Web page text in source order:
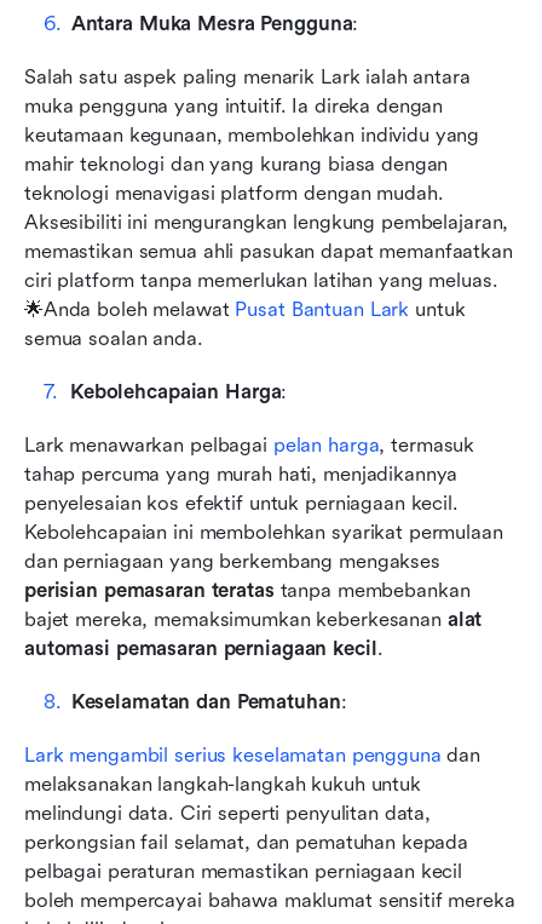
Antara Muka Mesra Pengguna:
Salah satu aspek paling menarik Lark ialah antara
muka pengguna yang intuitif. Ia direka dengan
keutamaan kegunaan, membolehkan individu yang
mahir teknologi dan yang kurang biasa dengan
teknologi menavigasi platform dengan mudah.
Aksesibiliti ini mengurangkan lengkung pembelajaran,
memastikan semua ahli pasukan dapat memanfaatkan
ciri platform tanpa memerlukan latihan yang meluas.
🌟Anda boleh melawat Pusat Bantuan Lark untuk
semua soalan anda.
Kebolehcapaian Harga:
Lark menawarkan pelbagai pelan harga, termasuk
tahap percuma yang murah hati, menjadikannya
penyelesaian kos efektif untuk perniagaan kecil.
Kebolehcapaian ini membolehkan syarikat permulaan
perisian pemasaran teratas tanpa membebankan
bajet mereka, memaksimumkan keberkesanan alat
automasi pemasaran perniagaan kecil.
Keselamatan dan Pematuhan:
Lark mengambil serius keselamatan pengguna dan
melaksanakan langkah-langkah kukuh untuk
melindungi data. Ciri seperti penyulitan data,
perkongsian fail selamat, dan pematuhan kepada
pelbagai peraturan memastikan perniagaan kecil
boleh mempercayai bahawa maklumat sensitif mereka